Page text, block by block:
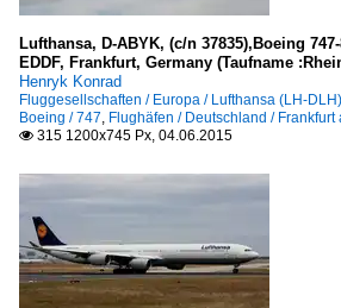
Lufthansa, D-ABYK, (c/n 37835),Boeing
EDDF, Frankfurt, Germany (Taufname
Henryk Konrad
Fluggesellschaften / Europa / Lufthansa (LH-DLH)
Boeing / 747, Flughäfen / Deutschland /
 315 1200x745 Px, 04.06.2015